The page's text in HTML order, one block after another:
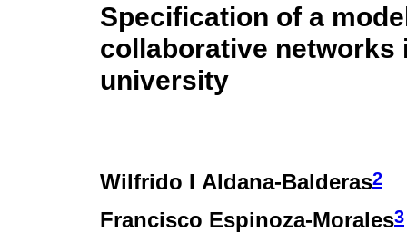
Specification of a
collaborative networks
university
Wilfrido I Aldana-Balderas2
Francisco Espinoza-Morales3